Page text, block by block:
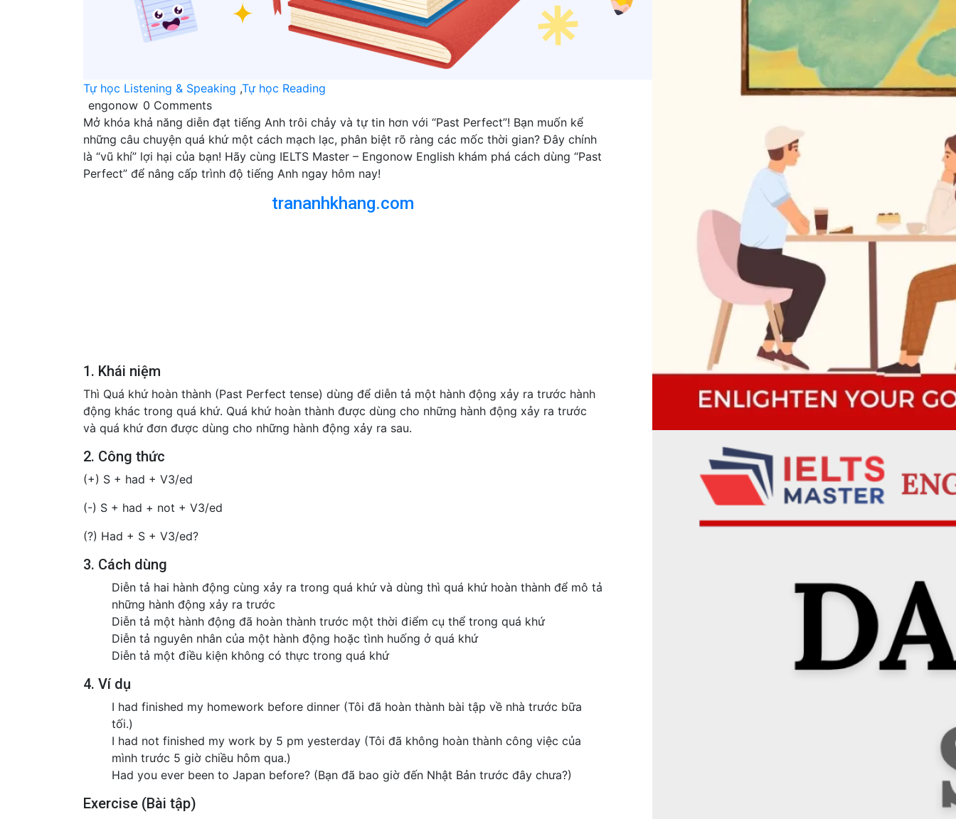
Tự học Listening & Speaking ,Tự học Reading
engonow 0 Comments
Mở khóa khả năng diễn đạt tiếng Anh trôi chảy và tự tin hơn với “Past Perfect”! Bạn muốn kể
những câu chuyện quá khứ một cách mạch lạc, phân biệt rõ ràng các mốc thời gian? Đây chính
là “vũ khí” lợi hại của bạn! Hãy cùng IELTS Master – Engonow English khám phá cách dùng “Past
Perfect” để nâng cấp trình độ tiếng Anh ngay hôm nay!
trananhkhang.com
1. Khái niệm
Thì Quá khứ hoàn thành (Past Perfect tense) dùng để diễn tả một hành động xảy ra trước hành
động khác trong quá khứ. Quá khứ hoàn thành được dùng cho những hành động xảy ra trước
và quá khứ đơn được dùng cho những hành động xảy ra sau.
2. Công thức
(+) S + had + V3/ed
(-) S + had + not + V3/ed
(?) Had + S + V3/ed?
3. Cách dùng
Diễn tả hai hành động cùng xảy ra trong quá khứ và dùng thì quá khứ hoàn thành để mô tả
những hành động xảy ra trước
Diễn tả một hành động đã hoàn thành trước một thời điểm cụ thể trong quá khứ
Diễn tả nguyên nhân của một hành động hoặc tình huống ở quá khứ
Diễn tả một điều kiện không có thực trong quá khứ
4. Ví dụ
I had finished my homework before dinner (Tôi đã hoàn thành bài tập về nhà trước bữa
tối.)
I had not finished my work by 5 pm yesterday (Tôi đã không hoàn thành công việc của
mình trước 5 giờ chiều hôm qua.)
Had you ever been to Japan before? (Bạn đã bao giờ đến Nhật Bản trước đây chưa?)
Exercise (Bài tập)